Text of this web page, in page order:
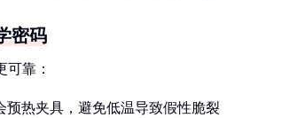
密码
靠：
预热夹具，避免低温导致假性脆裂